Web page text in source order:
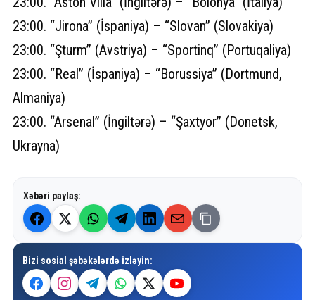
23:00. “Jirona” (İspaniya) – “Slovan” (Slovakiya)
23:00. “Şturm” (Avstriya) – “Sportinq” (Portuqaliya)
23:00. “Real” (İspaniya) – “Borussiya” (Dortmund,
Almaniya)
23:00. “Arsenal” (İngiltərə) – “Şaxtyor” (Donetsk,
Ukrayna)
Xəbəri paylaş:
Bizi sosial şəbəkələrdə izləyin: